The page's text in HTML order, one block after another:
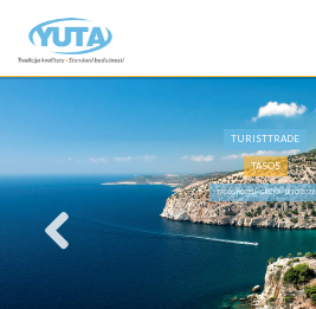
TURISTTRADE
TASOS
TASOS HOTELI - GRČKA - LETO 2026